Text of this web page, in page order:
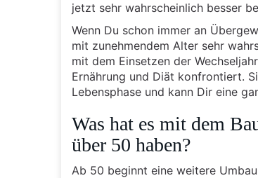
jetzt sehr wahrscheinlich besser
Wenn Du schon immer an
mit zunehmendem Alter sehr
mit dem Einsetzen der
Ernährung und Diät konfrontiert.
Lebensphase und kann Dir eine
Was hat es mit dem
über 50 haben?
Ab 50 beginnt eine weitere